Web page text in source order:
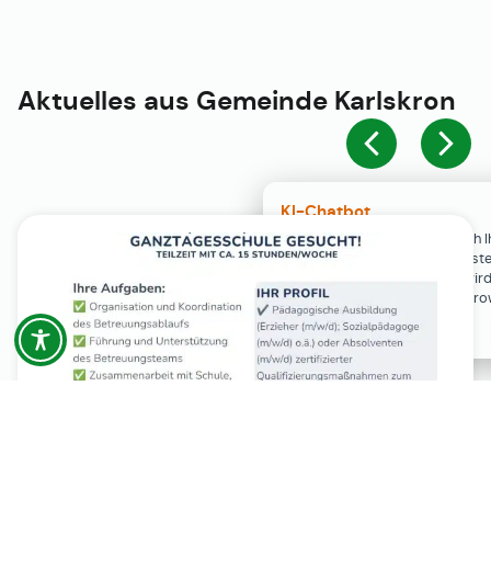
KI-Chatbot
Der KI-Chatbot steht erst nach
Einwilligung in den Cookie-
Verfügung. Der Chat-Verlauf
ausschließlich lokal in Ihrem
gespeichert.
Aktuelles aus Gemeinde Karlskron